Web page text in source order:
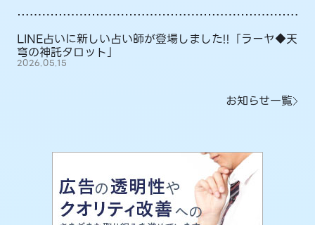
LINE占いに新しい占い師が登場しました!!「ラーヤ◆天
穹の神託タロット」
2026.05.15
お知らせ一覧